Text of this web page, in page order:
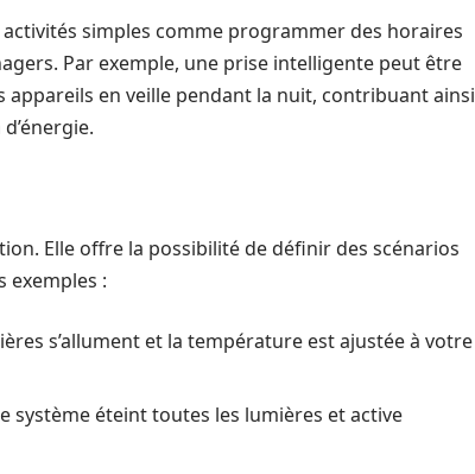
activités simples comme programmer des horaires
Par exemple, une prise intelligente peut être
en veille pendant la nuit, contribuant ainsi
Elle offre la possibilité de définir des scénarios
exemples :
s’allument et la température est ajustée à votre
système éteint toutes les lumières et active